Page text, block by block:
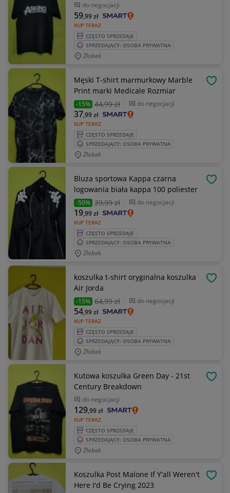
do negocjacji
KUP TERAZ
59,99zł
CZĘSTO SPRZEDAJE
SPRZEDAJĄCY: OSOBA PRYWATNA
Żłobek
Męski T-shirt marmurkowy Marble
Print marki Medicale Rozmiar
-15% 44,99 zł do negocjacji
KUP TERAZ
37,99zł
CZĘSTO SPRZEDAJE
SPRZEDAJĄCY: OSOBA PRYWATNA
Żłobek
Bluza sportowa Kappa czarna
logowania biała kappa 100 poliester
-50% 39,99 zł do negocjacji
KUP TERAZ
19,99zł
CZĘSTO SPRZEDAJE
SPRZEDAJĄCY: OSOBA PRYWATNA
Żłobek
koszulka t-shirt oryginalna koszulka
Air Jorda
-15% 64,99 zł do negocjacji
KUP TERAZ
54,99zł
CZĘSTO SPRZEDAJE
SPRZEDAJĄCY: OSOBA PRYWATNA
Żłobek
Kutowa koszulka Green Day - 21st
Century Breakdown
do negocjacji
KUP TERAZ
129,99zł
CZĘSTO SPRZEDAJE
SPRZEDAJĄCY: OSOBA PRYWATNA
Żłobek
Koszulka Post Malone If Y'all Weren't
Here I'd Be Crying 2023